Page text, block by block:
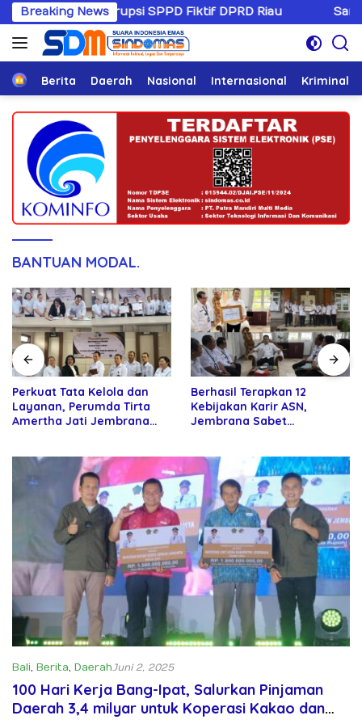
Langsung
ke
konten
Breaking News
Korupsi SPPD Fiktif DPRD Riau Sandiwaranya
HomeBerita Daerah Nasional Internasional Kriminal
BANTUAN MODAL.
Perkuat Tata Kelola dan
Layanan, Perumda Tirta
Amertha Jati Jembrana
Berhasil Terapkan 12
Kebijakan Karir ASN,
Jembrana Sabet
Bali, Berita, DaerahJuni 2, 2025
100 Hari Kerja Bang-Ipat, Salurkan Pinjaman
Daerah 3,4 milyar untuk Koperasi Kakao dan